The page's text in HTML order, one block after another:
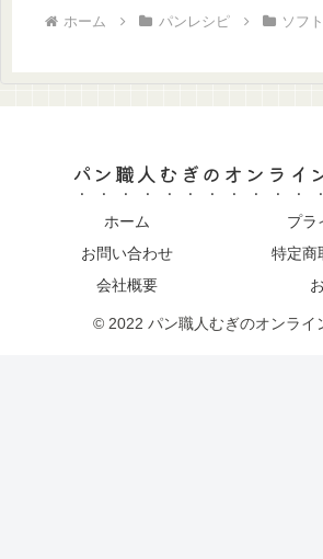
ホーム パンレシピ ソフ
パン職人むぎのオンライ
ホーム
プラ
お問い合わせ
特定商
会社概要
© 2022 パン職人むぎのオンライ